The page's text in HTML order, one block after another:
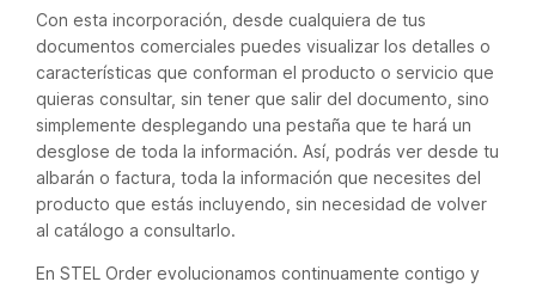
Con esta incorporación, desde cualquiera de tus
documentos comerciales puedes visualizar los detalles o
características que conforman el producto o servicio que
quieras consultar, sin tener que salir del documento, sino
simplemente desplegando una pestaña que te hará un
desglose de toda la información. Así, podrás ver desde tu
albarán o factura, toda la información que necesites del
producto que estás incluyendo, sin necesidad de volver
al catálogo a consultarlo.
En STEL Order evolucionamos continuamente contigo y